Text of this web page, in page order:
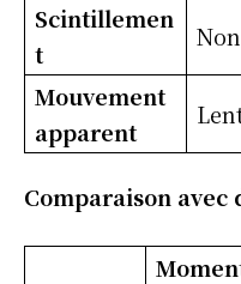
Scintillemen
t
Non
Mouvement
apparent
Comparaison avec